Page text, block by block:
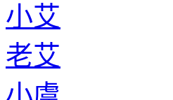
小艾
老艾